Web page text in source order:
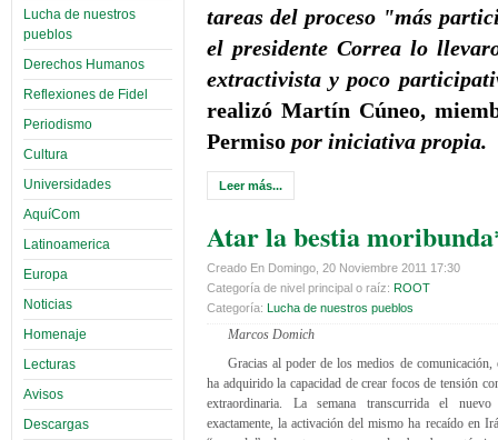
Lucha de nuestros
pueblos
Derechos Humanos
Reflexiones de Fidel
Periodismo
Cultura
Universidades
AquíCom
Latinoamerica
Europa
Noticias
Homenaje
Lecturas
Avisos
Descargas
tareas del proceso "más
el presidente Correa lo
extractivista y poco
realizó Martín Cúneo,
Permiso por iniciativa propia.
Leer más...
Atar la bestia
Creado En Domingo, 20 Noviembre 2011 17:30
Categoría de nivel principal o raíz: ROOT
Categoría: Lucha de nuestros pueblos
Marcos Domich
Gracias al poder de los medios de comunicación,
ha adquirido la capacidad de crear focos de tensión
extraordinaria. La semana transcurrida el
exactamente, la activación del mismo ha recaído en